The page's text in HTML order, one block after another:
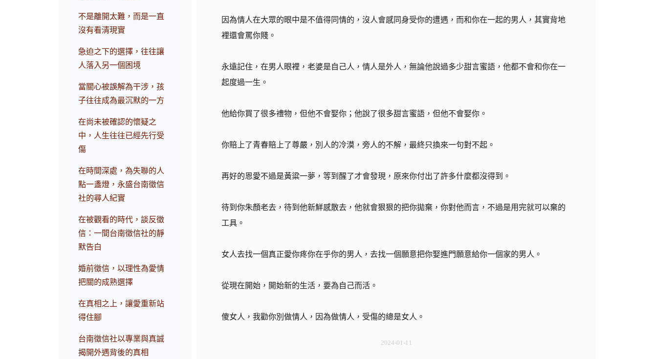
不是離開太難，而是一直
沒有看清現實
急迫之下的選擇，往往讓
人落入另一個困境
當關心被誤解為干涉，孩
子往往成為最沉默的一方
在尚未被確認的懷疑之
中，人生往往已經先行受
傷
在時間深處，為失聯的人
點一盞燈，永盛台南徵信
社的尋人紀實
在被觀看的時代，談反徵
信：一間台南徵信社的靜
默告白
婚前徵信，以理性為愛情
把關的成熟選擇
在真相之上，讓愛重新站
得住腳
台南徵信社以專業與真誠
揭開外遇背後的真相
因為情人在大眾的眼中是不值得同情的，沒人會感同身受你的遭遇，而和你在一起的男人，其實背地
裡還會罵你賤。
永遠記住，在男人眼裡，老婆是自己人，情人是外人，無論他說過多少甜言蜜語，他都不會和你在一
起度過一生。
他給你買了很多禮物，但他不會娶你；他說了很多甜言蜜語，但他不會娶你。
你賠上了青春賠上了尊嚴，別人的冷漠，旁人的不解，最終只換來一句對不起。
再好的恩愛不過是黃粱一夢，等到醒了才會發現，原來你付出了許多什麼都沒得到。
待到你朱顏老去，待到他新鮮感散去，他就會狠狠的把你拋棄，你對他而言，不過是用完就可以棄的
工具。
女人去找一個真正愛你疼你在乎你的男人，去找一個願意把你娶進門願意給你一個家的男人。
從現在開始，開始新的生活，要為自己而活。
傻女人，我勸你別做情人，因為做情人，受傷的總是女人。
2024-01-11